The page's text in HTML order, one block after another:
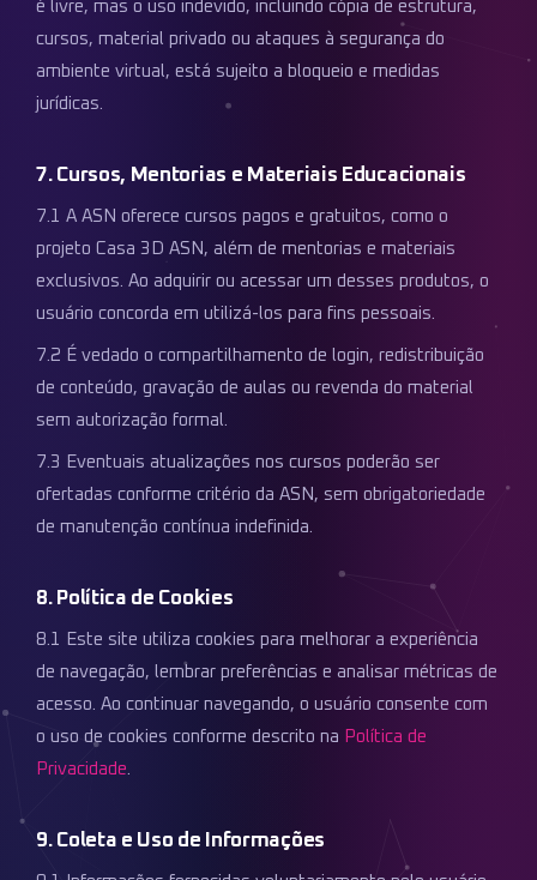
é livre, mas o uso indevido, incluindo cópia de estrutura,
cursos, material privado ou ataques à segurança do
ambiente virtual, está sujeito a bloqueio e medidas
jurídicas.
7. Cursos, Mentorias e Materiais Educacionais
7.1 A ASN oferece cursos pagos e gratuitos, como o
projeto Casa 3D ASN, além de mentorias e materiais
exclusivos. Ao adquirir ou acessar um desses produtos, o
usuário concorda em utilizá-los para fins pessoais.
7.2 É vedado o compartilhamento de login, redistribuição
de conteúdo, gravação de aulas ou revenda do material
sem autorização formal.
7.3 Eventuais atualizações nos cursos poderão ser
ofertadas conforme critério da ASN, sem obrigatoriedade
de manutenção contínua indefinida.
8. Política de Cookies
8.1 Este site utiliza cookies para melhorar a experiência
de navegação, lembrar preferências e analisar métricas de
acesso. Ao continuar navegando, o usuário consente com
o uso de cookies conforme descrito na Política de
Privacidade.
9. Coleta e Uso de Informações